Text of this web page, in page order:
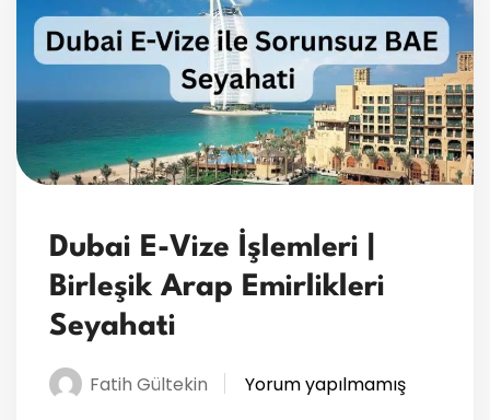
Dubai E-Vize İşlemleri |
Birleşik Arap Emirlikleri
Seyahati
Fatih Gültekin Yorum yapılmamış